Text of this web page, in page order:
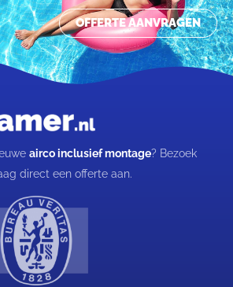
OFFERTE AANVRAGEN
airco inclusief montage? Bezoek
direct een offerte aan.